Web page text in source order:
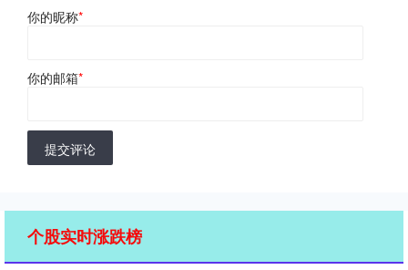
你的昵称*
你的邮箱*
提交评论
个股实时涨跌榜